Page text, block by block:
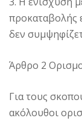
προκαταβολής
δεν
Άρθρο 2
Για τους
ακόλουθοι